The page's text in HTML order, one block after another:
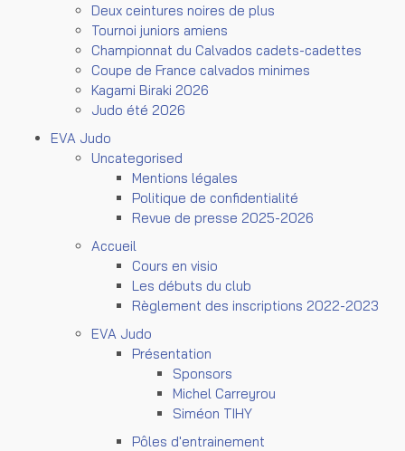
Deux ceintures noires de plus
Tournoi juniors amiens
Championnat du Calvados cadets-cadettes
Coupe de France calvados minimes
Kagami Biraki 2026
Judo été 2026
EVA Judo
Uncategorised
Mentions légales
Politique de confidentialité
Revue de presse 2025-2026
Accueil
Cours en visio
Les débuts du club
Règlement des inscriptions 2022-2023
EVA Judo
Présentation
Sponsors
Michel Carreyrou
Siméon TIHY
Pôles d'entrainement